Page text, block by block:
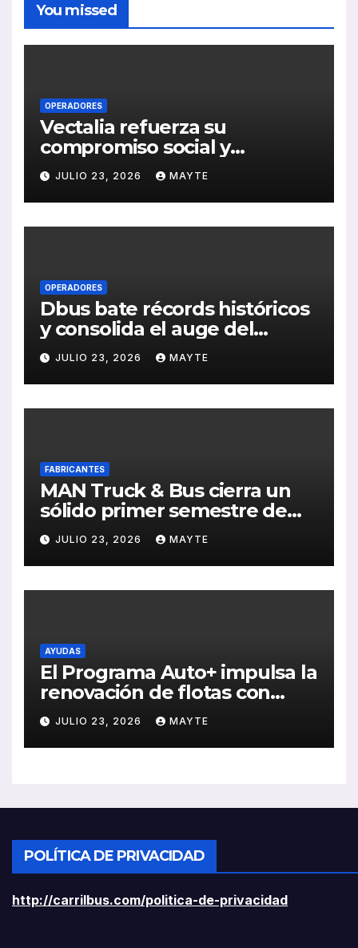
You missed
OPERADORES
Vectalia refuerza su
compromiso social y
medioambiental con la
publicación de su Memoria
de RSC 2025
JULIO 23, 2026 MAYTE
OPERADORES
Dbus bate récords históricos
y consolida el auge del
transporte público en San
Sebastián
JULIO 23, 2026 MAYTE
FABRICANTES
MAN Truck & Bus cierra un
sólido primer semestre de
2026 con crecimiento en
ventas, pedidos y
rentabilidad
JULIO 23, 2026 MAYTE
AYUDAS
El Programa Auto+ impulsa la
renovación de flotas con
ayudas a vehículos eléctricos
ligeros
JULIO 23, 2026 MAYTE
POLÍTICA DE PRIVACIDAD
http://carrilbus.com/politica-de-privacidad